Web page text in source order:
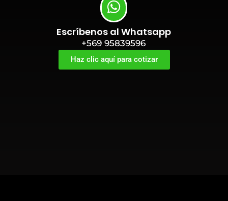
Escríbenos al Whatsapp
+569 95839596
Haz clic aquí para cotizar